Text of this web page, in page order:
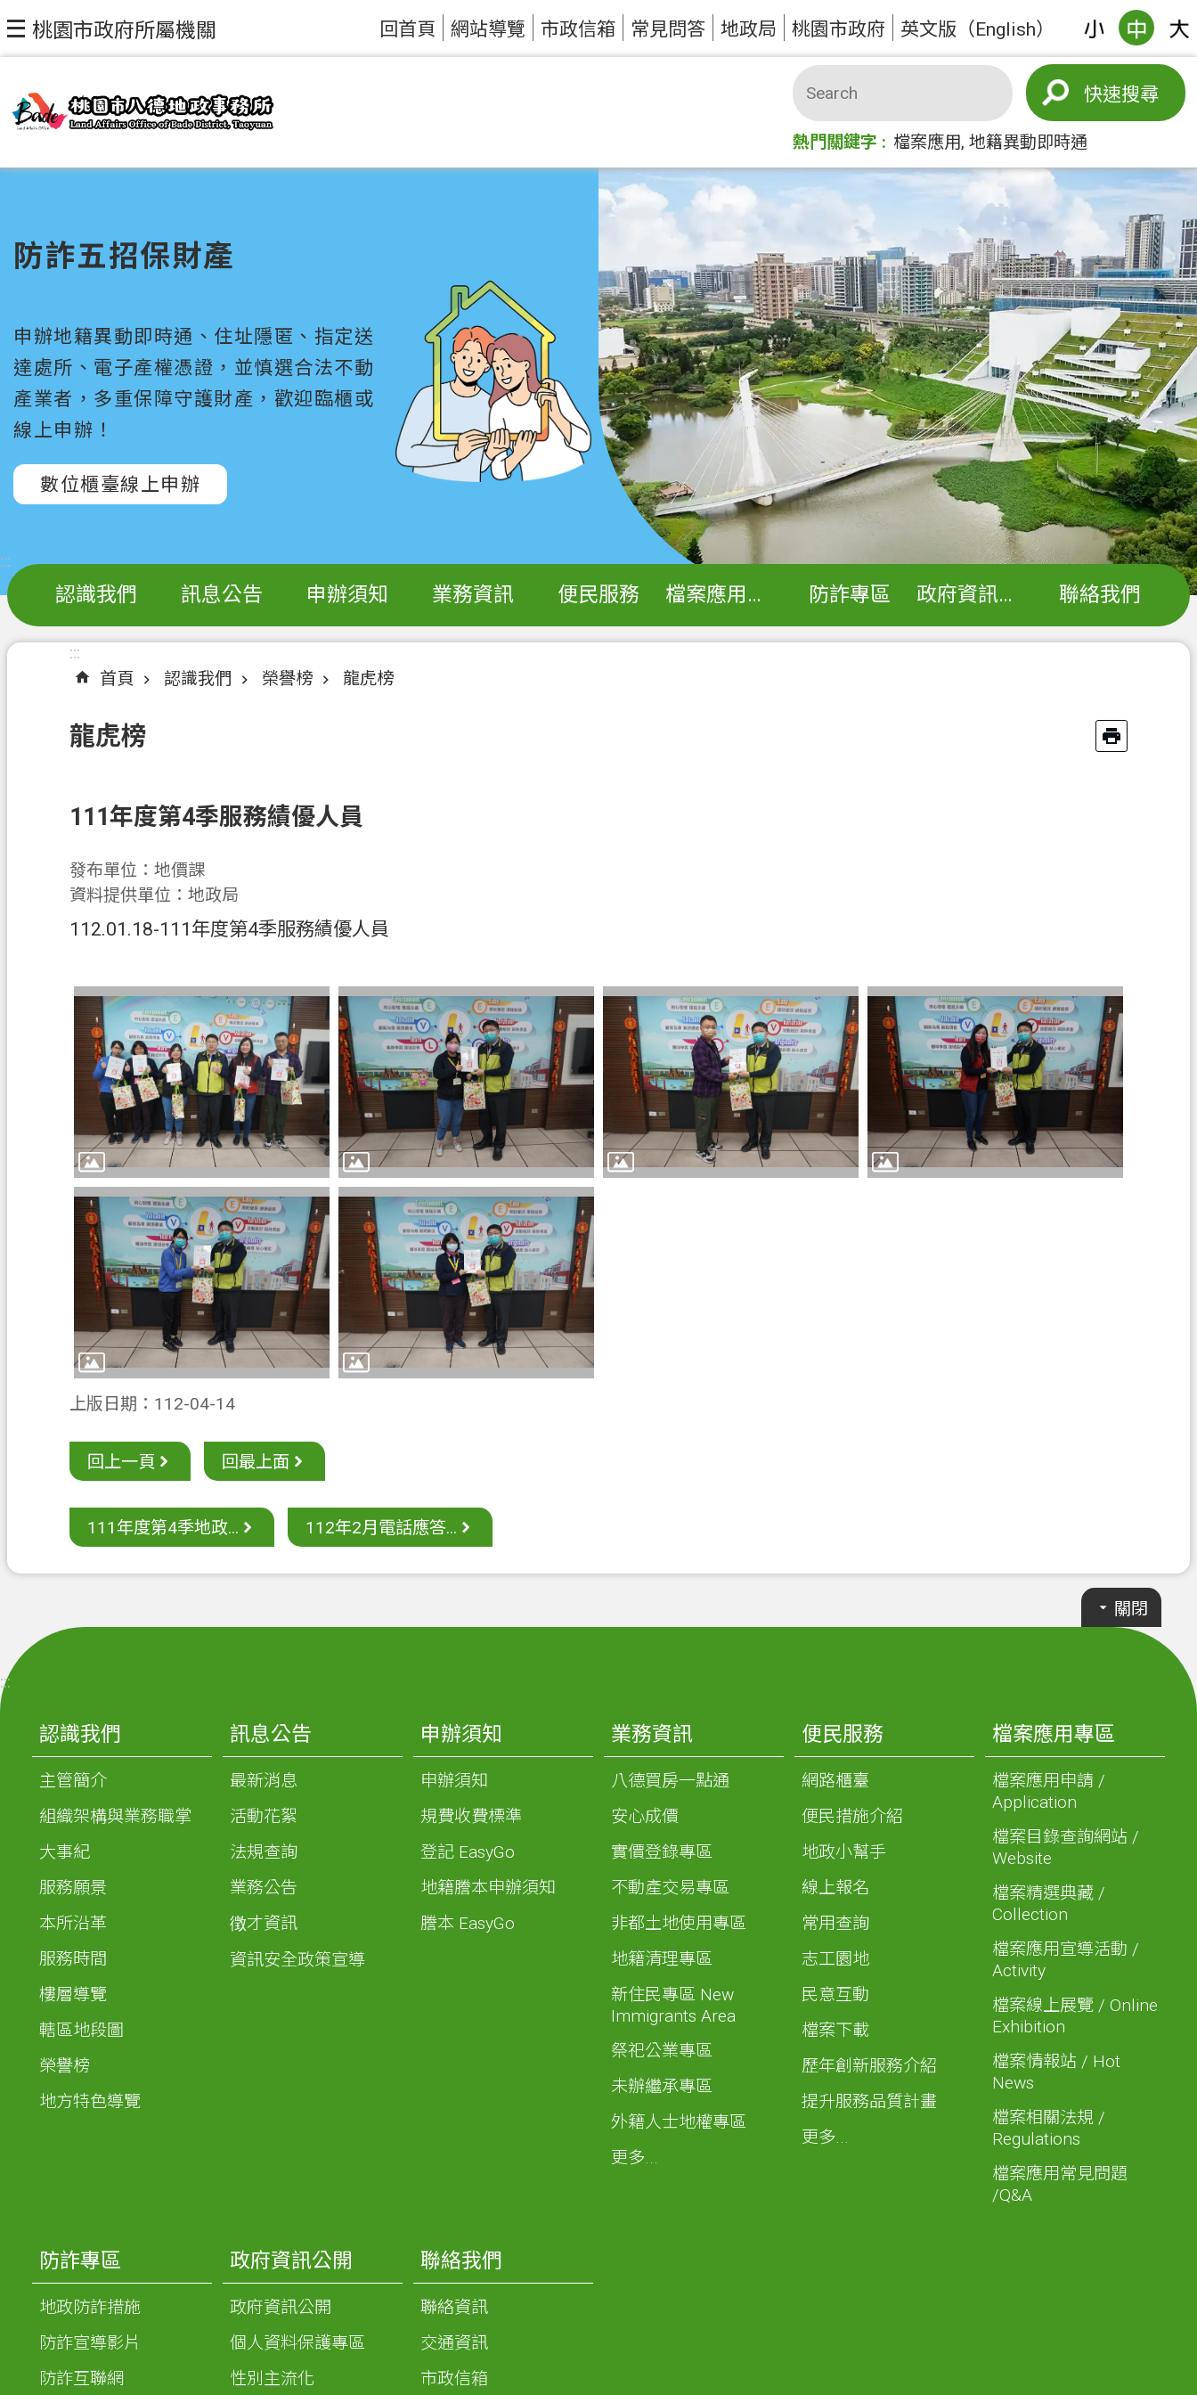
桃園市政府所屬機關 回首頁 網站導覽 市政信箱 常見問答 地政局 桃園市政府 英文版（English）
搜尋
熱門關鍵字 檔案應用 地籍異動即時通
防詐五招保財產
申辦地籍異動即時通、住址隱匿、指定送
達處所、電子產權憑證，並慎選合法不動
產業者，多重保障守護財產，歡迎臨櫃或
線上申辦！
數位櫃臺線上申辦
:::
認識我們 訊息公告 申辦須知 業務資訊 便民服務 檔案應用專區 防詐專區 政府資訊公開 聯絡我們
:::
首頁
認識我們 榮譽榜 龍虎榜
龍虎榜
111年度第4季服務績優人員
發布單位：地價課
資料提供單位：地政局
112.01.18-111年度第4季服務績優人員
上版日期：112-04-14
回上一頁 回最上面
111年度第4季地政... 112年2月電話應答...
關閉
:::
認識我們
主管簡介
組織架構與業務職掌
大事紀
服務願景
本所沿革
服務時間
樓層導覽
轄區地段圖
榮譽榜
地方特色導覽
訊息公告
最新消息
活動花絮
法規查詢
業務公告
徴才資訊
資訊安全政策宣導
申辦須知
申辦須知
規費收費標準
登記 EasyGo
地籍謄本申辦須知
謄本 EasyGo
業務資訊
八德買房一點通
安心成價
實價登錄專區
不動產交易專區
非都土地使用專區
地籍清理專區
新住民專區 New
Immigrants Area
祭祀公業專區
未辦繼承專區
外籍人士地權專區
更多...
便民服務
網路櫃臺
便民措施介紹
地政小幫手
線上報名
常用查詢
志工園地
民意互動
檔案下載
歷年創新服務介紹
提升服務品質計畫
更多...
檔案應用專區
檔案應用申請 /
Application
檔案目錄查詢網站 /
Website
檔案精選典藏 /
Collection
檔案應用宣導活動 /
Activity
檔案線上展覽 / Online
Exhibition
檔案情報站 / Hot
News
檔案相關法規 /
Regulations
檔案應用常見問題
/Q&A
防詐專區
地政防詐措施
防詐宣導影片
防詐互聯網
政府資訊公開
政府資訊公開
個人資料保護專區
性別主流化
聯絡我們
聯絡資訊
交通資訊
市政信箱